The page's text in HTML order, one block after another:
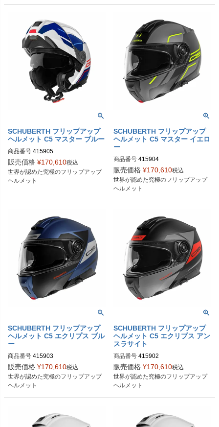
SCHUBERTH フリップアップ
ヘルメット C5 マスター ブルー
商品番号 415905
販売価格 ¥170,610税込
世界が認めた究極のフリップアップ
ヘルメット
SCHUBERTH フリップアップ
ヘルメット C5 マスター イエロ
ー
商品番号 415904
販売価格 ¥170,610税込
世界が認めた究極のフリップアップ
ヘルメット
SCHUBERTH フリップアップ
ヘルメット C5 エクリプス ブル
ー
商品番号 415903
販売価格 ¥170,610税込
世界が認めた究極のフリップアップ
ヘルメット
SCHUBERTH フリップアップ
ヘルメット C5 エクリプス アン
スラサイト
商品番号 415902
販売価格 ¥170,610税込
世界が認めた究極のフリップアップ
ヘルメット